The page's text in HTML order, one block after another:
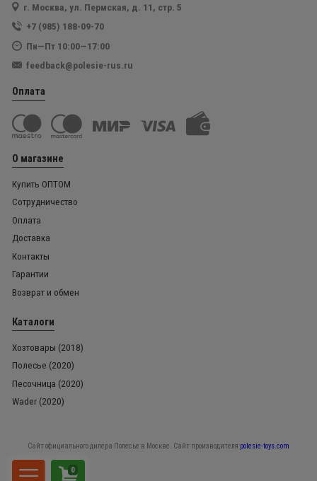
г. Москва, ул. Пермская, д. 11, стр. 5
+7 (985) 188-09-70
Пн—Пт 10:00—17:00
feedback@polesie-rus.ru
Оплата
О магазине
Купить ОПТОМ
Сотрудничество
Оплата
Доставка
Контакты
Гарантии
Возврат и обмен
Каталоги
Хозтовары (2018)
Полесье (2020)
Песочница (2020)
Wader (2020)
Сайт официального дилера Полесье в Москве. Сайт производителя polesie-toys.com
0